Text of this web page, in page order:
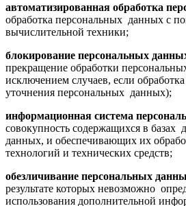
автоматизированная обработка
обработка персональных данных с
вычислительной техники;
блокирование персональных
прекращение обработки
исключением случаев, если
уточнения персональных данных);
информационная система
совокупность содержащихся в базах
данных, и обеспечивающих их
технологий и технических средств;
обезличивание персональных
результате которых невозможно
использования дополнительной